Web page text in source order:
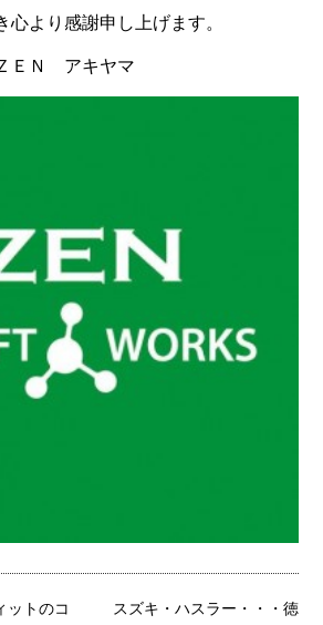
心より感謝申し上げます。
ＥＮ アキヤマ
ットのコ
スズキ・ハスラー・・・徳